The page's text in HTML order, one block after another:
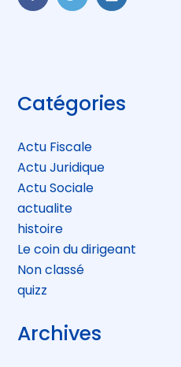
FaceBook
TwitterLinkedIn
Blog
sidebar
Catégories
Actu Fiscale
Actu Juridique
Actu Sociale
actualite
histoire
Le coin du dirigeant
Non classé
quizz
Archives